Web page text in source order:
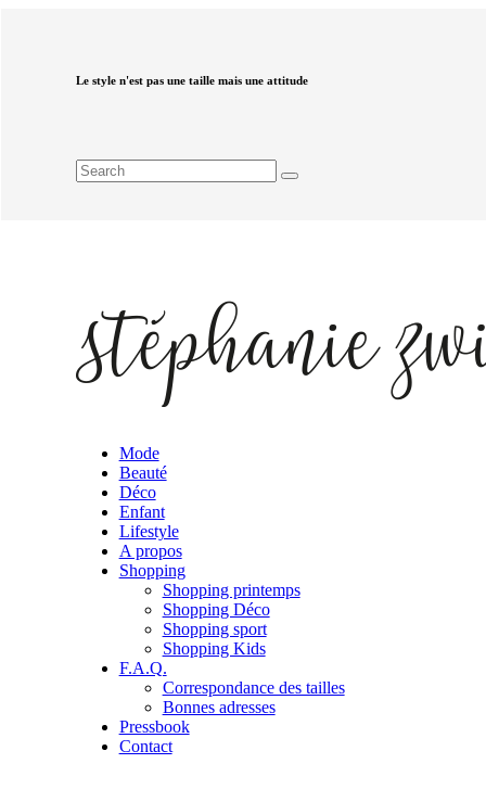
Le style n'est pas une taille mais une attitude
Mode
Beauté
Déco
Enfant
Lifestyle
A propos
Shopping
Shopping printemps
Shopping Déco
Shopping sport
Shopping Kids
F.A.Q.
Correspondance des tailles
Bonnes adresses
Pressbook
Contact